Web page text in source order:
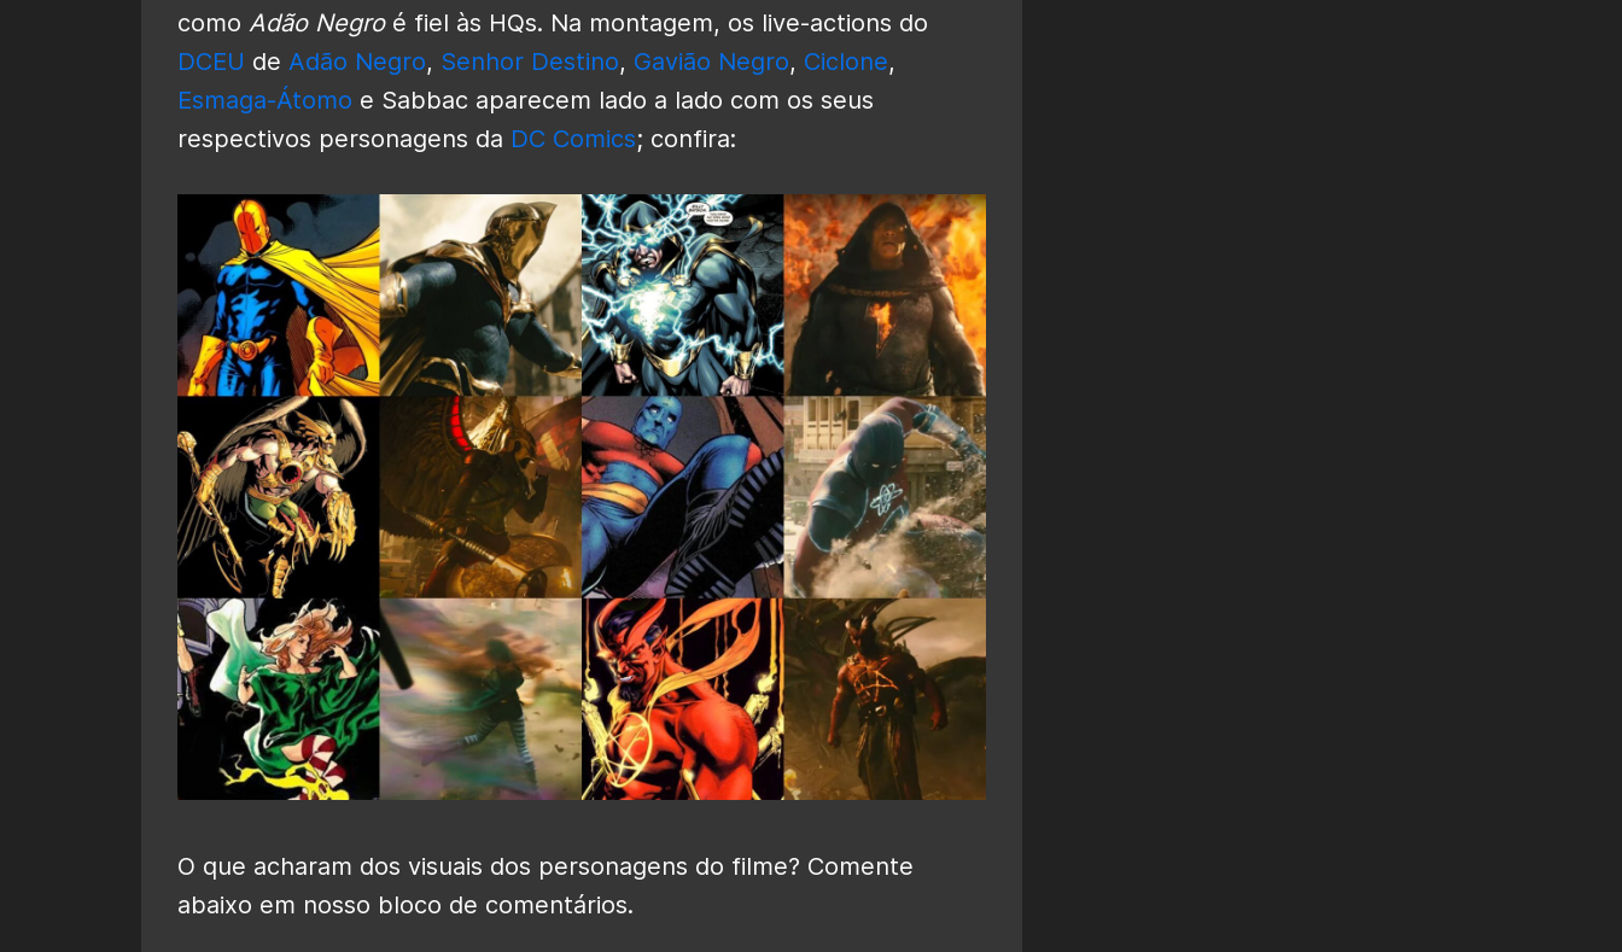
como Adão Negroé fiel às HQs. Na montagem, os live-actions do
DCEU de Adão Negro, Senhor Destino, Gavião Negro, Ciclone,
Esmaga-Átomo e Sabbac aparecem lado a lado com os seus
respectivos personagens da DC Comics; confira:
O que acharam dos visuais dos personagens do filme? Comente
abaixo em nosso bloco de comentários.